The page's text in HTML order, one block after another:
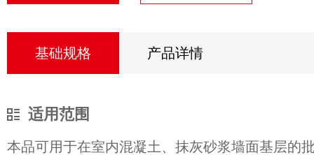
基础规格 产品详情
适用范围
本品可用于在室内混凝土、抹灰砂浆墙面基层的